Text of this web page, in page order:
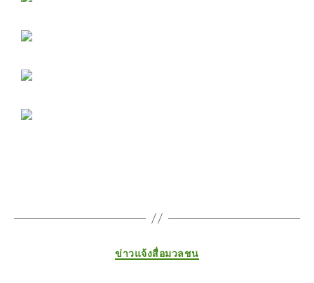
ข่าวแจ้งสื่อมวลชน